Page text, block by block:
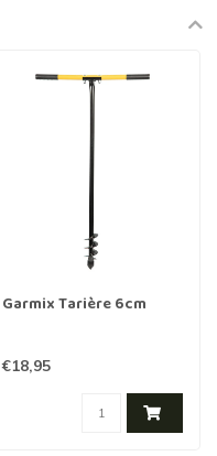
Garmix Tarière 6cm
€18,95